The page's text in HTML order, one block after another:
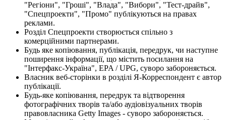
"Регіони", "Гроші", "Влада", "Вибори", "Тест-драйв",
"Спецпроекти", "Промо" публікуються на правах
реклами.
Розділ Спецпроекти створюється спільно з
комерційними партнерами.
Будь яке копіювання, публікація, передрук, чи наступне
поширення інформації, що містить посилання на
"Інтерфакс-Україна", EPA / UPG, суворо забороняється.
Власник веб-сторінки в розділі Я-Корреспондент є автор
публікації.
Будь-яке копіювання, передрук та відтворення
фотографічних творів та/або аудіовізуальних творів
правовласника Getty Images - суворо забороняється.